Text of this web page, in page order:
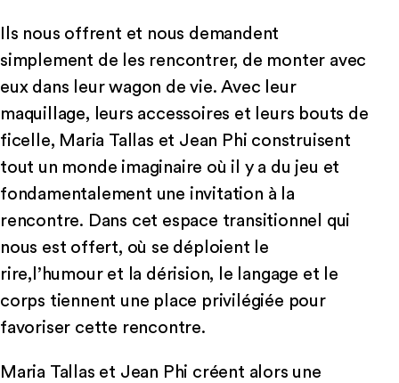
Ils nous offrent et nous demandent
simplement de les rencontrer, de monter avec
eux dans leur wagon de vie. Avec leur
maquillage, leurs accessoires et leurs bouts de
ficelle, Maria Tallas et Jean Phi construisent
tout un monde imaginaire où il y a du jeu et
fondamentalement une invitation à la
rencontre. Dans cet espace transitionnel qui
nous est offert, où se déploient le
rire,l’humour et la dérision, le langage et le
corps tiennent une place privilégiée pour
favoriser cette rencontre.
Maria Tallas et Jean Phi créent alors une